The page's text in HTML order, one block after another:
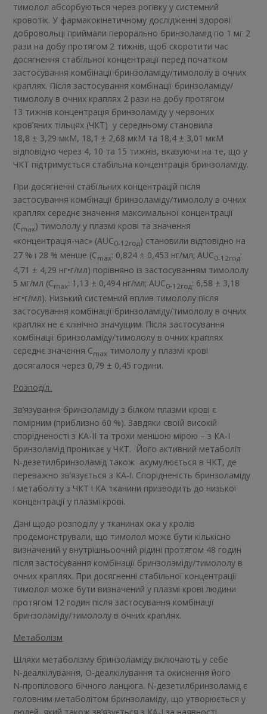
тимолол абсорбуються через рогівку у системний
кровотік. У фармакокінетичному дослідженні здорові
добровольці приймали перорально бринзоламід по 1 мг 2
рази на добу протягом 2 тижнів, щоб скоротити час
досягнення стабільної концентрації перед початком
застосування комбінації бринзоламіду/тимололу в очних
краплях. Після застосування комбінації бринзоламіду/
тимололу в очних краплях 2 рази на добу протягом
13 тижнів концентрація бринзоламіду у червоних
кров’яних тільцях (ЧКТ) у середньому становила
18,8 ± 3,29 мкM, 18,1 ± 2,68 мкM та 18,4 ± 3,01 мкM
відповідно через 4, 10 та 15 тижнів, вказуючи на те, що у
ЧКТ підтримується стабільна концентрація бринзоламіду.
При досягненні стабільних концентрацій після
застосування комбінації бринзоламіду/тимололу в очних
краплях середнє значення максимальної концентрації
(Cmax) тимололу у плазмі крові та значення
«концентрація-час» (AUC0-12год) становили відповідно на
27 % і 28 % менше (Cmax: 0,824 ± 0,453 нг/мл; AUC0-12год:
4,71 ± 4,29 нг•г/мл) порівняно із застосуванням тимололу
5 мг/мл (Cmax: 1,13 ± 0,494 нг/мл; AUC0‑12год: 6,58 ± 3,18
нг•г/мл). Низький системний вплив тимололу після
застосування комбінації бринзоламіду/тимололу в очних
краплях не є клінічно значущим. Після застосування
комбінації бринзоламіду/тимололу в очних краплях
середнє значення Cmax тимололу у плазмі крові
досягалося через 0,79 ± 0,45 години.
Розподіл
Зв’язування бринзоламіду з білком плазми крові є
помірним (приблизно 60 %). Завдяки своїй високій
спорідненості з КА-ІІ та трохи меншою мірою – з КA‑I
бринзоламід проникає у ЧКТ. Його активний метаболіт
N‑дезетилбринзоламід також акумулюється в ЧКТ, де
переважно зв’язується з КA‑I. Спорідненість бринзоламіду
і метаболіту з ЧКТ і КA тканини призводить до низької
концентрації у плазмі крові.
Дані щодо розподілу у тканинах ока у кролів
продемонстрували, що тимолол може бути кількісно
визначений у внутрішньоочній рідині протягом 48 годин
після застосування комбінації бринзоламіду/тимололу в
очних краплях. При досягненні стабільної концентрації
тимолол може бути визначений у плазмі крові людини
протягом 12 годин після застосування комбінації
бринзоламіду/тимололу в очних краплях.
Метаболізм
Шляхи метаболізму бринзоламіду включають у себе
N‑деалкілування, O‑деалкілування та окиснення його
N‑пропілового бічного ланцюга. N‑дезетилбринзоламід є
головним метаболітом бринзоламіду, що утворюється у